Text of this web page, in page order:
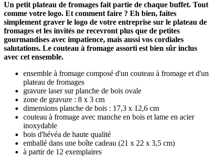
Un petit plateau de fromages fait partie de chaque buffet. Tout
comme votre logo. Et comment faire ? Eh bien, faites
simplement graver le logo de votre entreprise sur le plateau de
fromages et les invités ne recevront plus que de petites
gourmandises avec impatience, mais aussi vos cordiales
salutations. Le couteau à fromage assorti est bien sûr inclus
avec cet ensemble.
ensemble à fromage composé d'un couteau à fromage et d'un
plateau de fromages
gravure laser sur planche de bois ovale
zone de gravure : 8 x 3 cm
dimensions planche de bois : 17,3 x 12,6 cm
couteau à fromage avec manche en bois et lame en acier
inoxydable
bois d'hévéa de haute qualité
emballé dans une boîte cadeau (21 x 22 x 3,5 cm)
à partir de 12 exemplaires